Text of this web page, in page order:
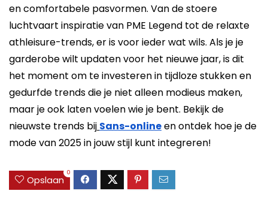
en comfortabele pasvormen. Van de stoere
luchtvaart inspiratie van PME Legend tot de relaxte
athleisure-trends, er is voor ieder wat wils. Als je je
garderobe wilt updaten voor het nieuwe jaar, is dit
het moment om te investeren in tijdloze stukken en
gedurfde trends die je niet alleen modieus maken,
maar je ook laten voelen wie je bent. Bekijk de
nieuwste trends bij Sans-onlineen ontdek hoe je de
mode van 2025 in jouw stijl kunt integreren!
Opslaan
0